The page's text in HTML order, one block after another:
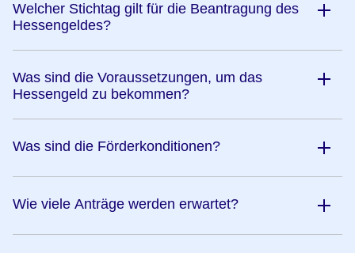
Welcher Stichtag gilt für die Beantragung des
Hessengeldes?
Was sind die Voraussetzungen, um das
Hessengeld zu bekommen?
Was sind die Förderkonditionen?
Wie viele Anträge werden erwartet?